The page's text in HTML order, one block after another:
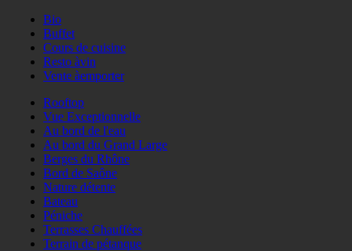
Bio
Buffet
Cours de cuisine
Resto àvin
Vente àemporter
Rooftop
Vue Exceptionnelle
Au bord de l'eau
Au bord du Grand Large
Berges du Rhône
Bord de Saône
Nature détente
Bateau
Péniche
Terrasses Chauffées
Terrain de pétanque